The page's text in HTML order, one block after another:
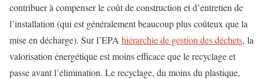
contribuer à compenser le coût de construction et d’entretien de
l’installation (qui est généralement beaucoup plus coûteux que la
mise en décharge). Sur l’EPA hiérarchie de gestion des déchets, la
valorisation énergétique est moins efficace que le recyclage et
passe avant l’élimination. Le recyclage, du moins du plastique,